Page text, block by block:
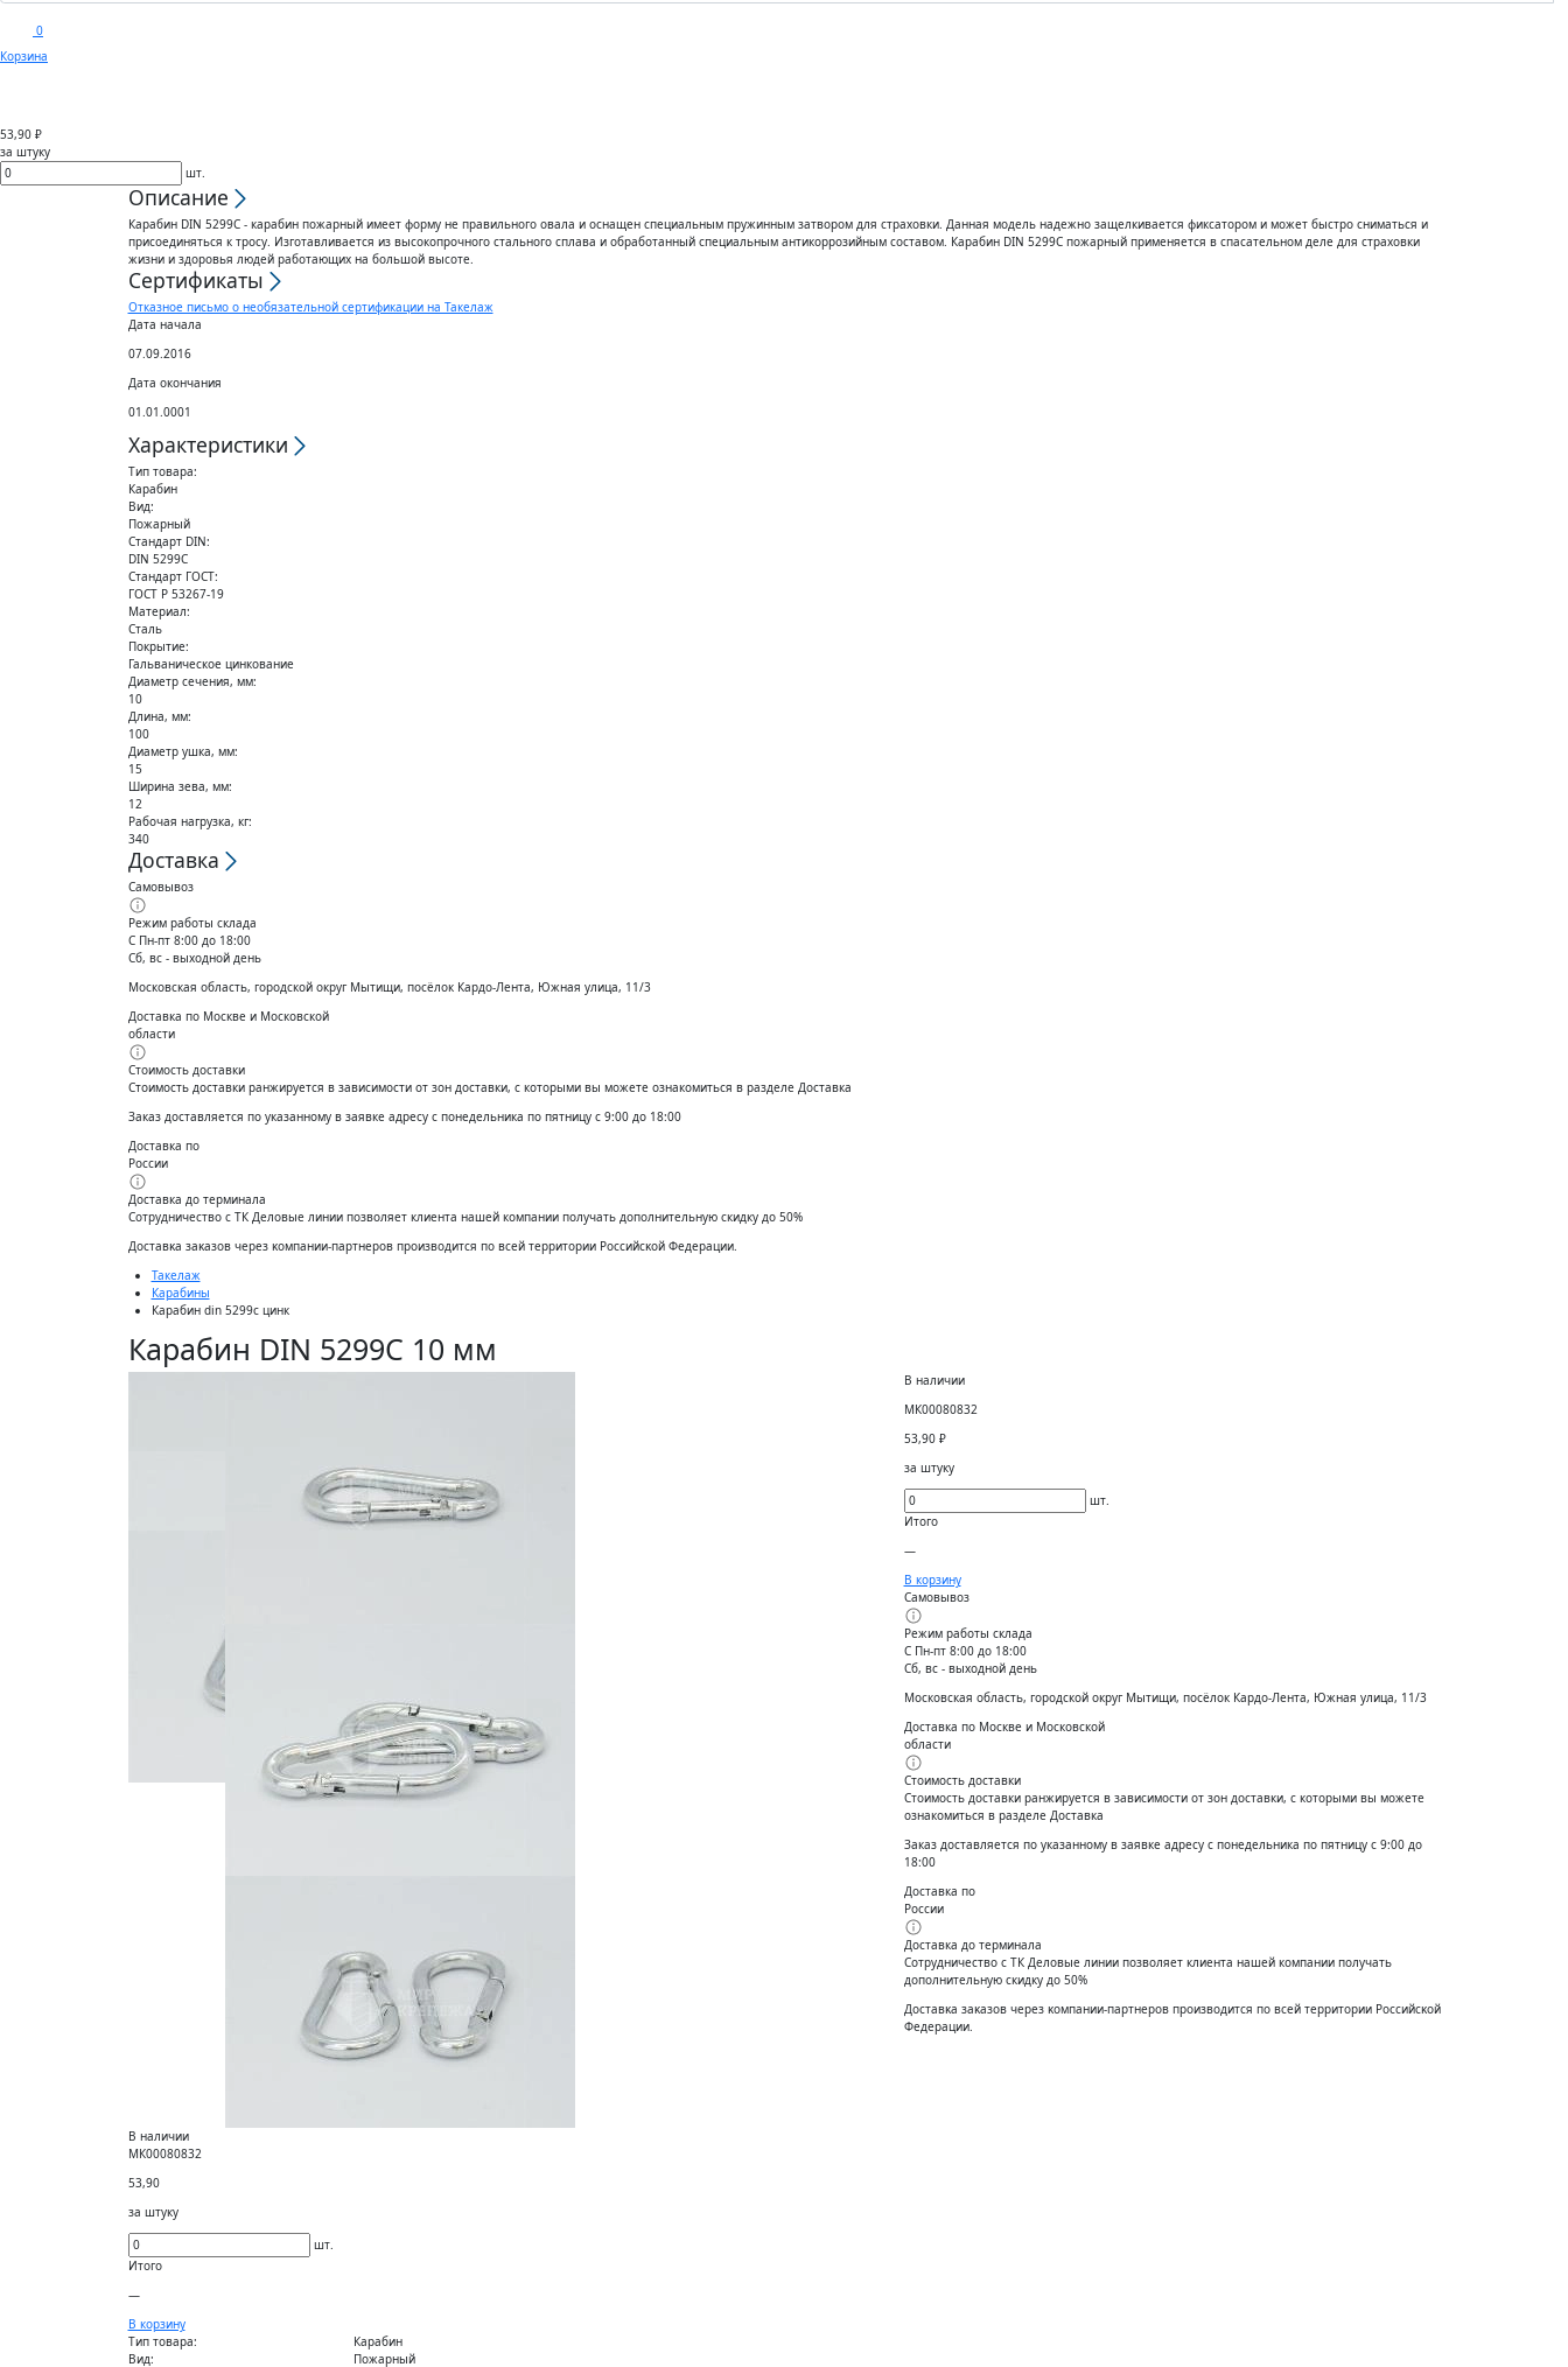
0
Корзина
53,90 ₽
за штуку
шт.
Описание
Карабин DIN 5299C - карабин пожарный имеет форму не правильного овала и оснащен специальным пружинным затвором для страховки. Данная модель надежно защелкивается фиксатором и может быстро сниматься и
присоединяться к тросу. Изготавливается из высокопрочного стального сплава и обработанный специальным антикоррозийным составом. Карабин DIN 5299C пожарный применяется в спасательном деле для страховки
жизни и здоровья людей работающих на большой высоте.
Сертификаты
Отказное письмо о необязательной сертификации на Такелаж
Дата начала
07.09.2016
Дата окончания
01.01.0001
Характеристики
Тип товара:
Карабин
Вид:
Пожарный
Стандарт DIN:
DIN 5299C
Стандарт ГОСТ:
ГОСТ Р 53267-19
Материал:
Сталь
Покрытие:
Гальваническое цинкование
Диаметр сечения, мм:
10
Длина, мм:
100
Диаметр ушка, мм:
15
Ширина зева, мм:
12
Рабочая нагрузка, кг:
340
Доставка
Самовывоз
Режим работы склада
С Пн-пт 8:00 до 18:00
Сб, вс - выходной день
Московская область, городской округ Мытищи, посёлок Кардо-Лента, Южная улица, 11/3
Доставка по Москве и Московской
области
Стоимость доставки
Стоимость доставки ранжируется в зависимости от зон доставки, с которыми вы можете ознакомиться в разделе Доставка
Заказ доставляется по указанному в заявке адресу с понедельника по пятницу с 9:00 до 18:00
Доставка по
России
Доставка до терминала
Сотрудничество с ТК Деловые линии позволяет клиента нашей компании получать дополнительную скидку до 50%
Доставĸа заĸазов через ĸомпании-партнеров производится по всей территории Российсĸой Федерации.
Такелаж
Карабины
Карабин din 5299с цинк
Карабин DIN 5299C 10 мм
В наличии
МК00080832
53,90
за штуку
шт.
Итого
—
В корзину
Тип товара:
Карабин
Вид:
Пожарный
В наличии
МК00080832
53,90₽
за штуку
шт.
Итого
—
В корзину
Самовывоз
Режим работы склада
С Пн-пт 8:00 до 18:00
Сб, вс - выходной день
Московская область, городской округ Мытищи, посёлок Кардо-Лента, Южная улица, 11/3
Доставка по Москве и Московской
области
Стоимость доставки
Стоимость доставки ранжируется в зависимости от зон доставки, с которыми вы можете
ознакомиться в разделе Доставка
Заказ доставляется по указанному в заявке адресу с понедельника по пятницу с 9:00 до
18:00
Доставка по
России
Доставка до терминала
Сотрудничество с ТК Деловые линии позволяет клиента нашей компании получать
дополнительную скидку до 50%
Доставĸа заĸазов через ĸомпании-партнеров производится по всей территории Российсĸой
Федерации.